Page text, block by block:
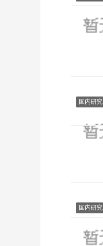
国内研究
国内研究